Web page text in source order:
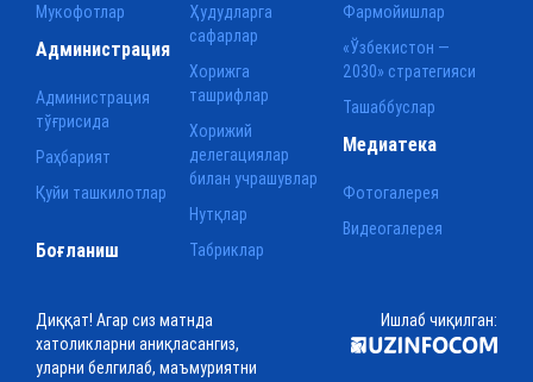
Мукофотлар
Ҳудудларга
сафарлар
Хорижга
ташрифлар
Хорижий
делегациялар
билан учрашувлар
Нутқлар
Табриклар
Фармойишлар
«Ўзбекистон —
2030» стратегияси
Ташаббуслар
Администрация
Администрация
тўғрисида
Раҳбарият
Қуйи ташкилотлар
Медиатека
Фотогалерея
Видеогалерея
Боғланиш
Диққат! Агар сиз матнда
хатоликларни аниқласангиз,
уларни белгилаб, маъмуриятни
Ишлаб чиқилган: